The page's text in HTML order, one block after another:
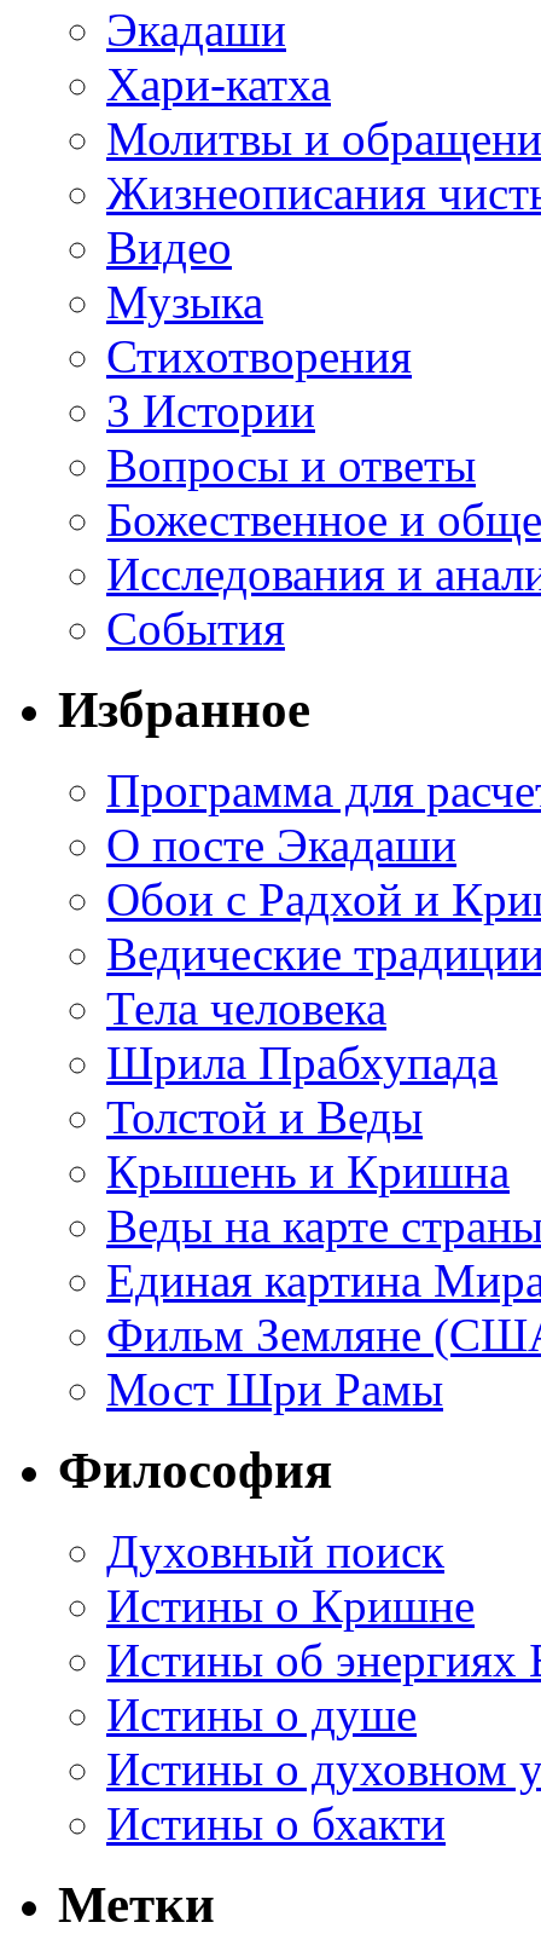
Экадаши
Хари-катха
Молитвы и
Жизнеописания
Видео
Музыка
Стихотворения
3 Истории
Вопросы и ответы
Божественное и
Исследования и
События
Избранное
Программа для
О посте Экадаши
Обои с Радхой и
Ведические
Тела человека
Шрила Прабхупада
Толстой и Веды
Крышень и Кришна
Веды на карте
Единая картина
Фильм Земляне
Мост Шри Рамы
Философия
Духовный поиск
Истины о Кришне
Истины об энергиях
Истины о душе
Истины о духовном
Истины о бхакти
Метки